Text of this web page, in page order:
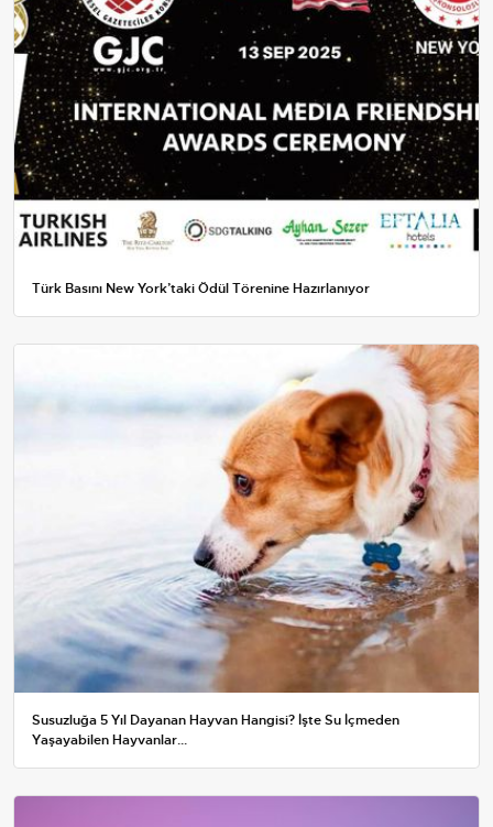
Türk Basını New York’taki Ödül Törenine Hazırlanıyor
Susuzluğa 5 Yıl Dayanan Hayvan Hangisi? İşte Su İçmeden
Yaşayabilen Hayvanlar...